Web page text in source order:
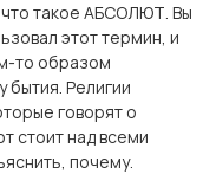
что такое АБСОЛЮТ. Вы
этот термин, и
то образом
Религии
говорят о
стоит над всеми
почему.